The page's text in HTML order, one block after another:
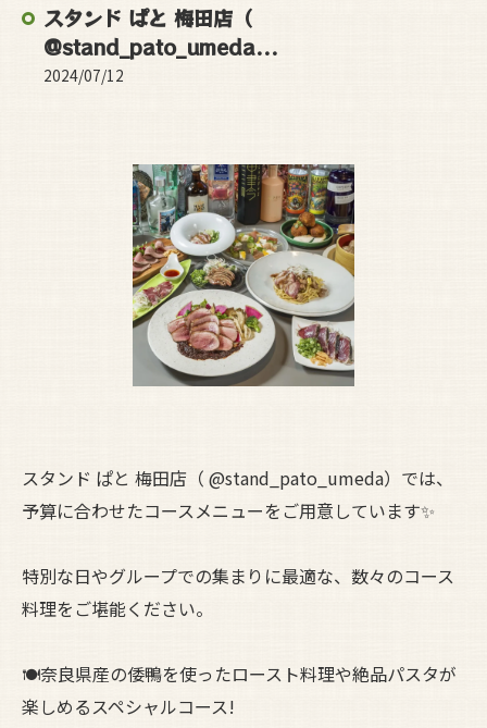
スタンド ぱと 梅田店（
@stand_pato_umeda...
2024/07/12
スタンド ぱと 梅田店（ @stand_pato_umeda）では、
予算に合わせたコースメニューをご用意しています✨
特別な日やグループでの集まりに最適な、数々のコース
料理をご堪能ください。
🍽奈良県産の倭鴨を使ったロースト料理や絶品パスタが
楽しめるスペシャルコース!